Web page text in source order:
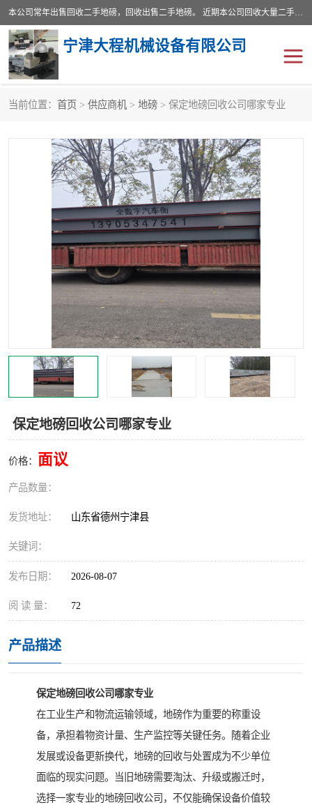
本公司常年出售回收二手地磅，回收出售二手地磅。 近期本公司回收大量二手地磅，型号齐全，宽度从2米到3.5米，长度5米到25米，承重吨位从10到200吨，成色7—9成新。 ? 使用年限6个月至2年，产品来源于个人闲置品，工矿企业停用品，因小换大而来。 精准度和新的一样， 二手地磅是内行人的选择，打个电话就省钱朋友您好等什么
宁津大程机械设备有限公司
当前位置： 首页 > 供应商机 > 地磅 > 保定地磅回收公司哪家专业
保定地磅回收公司哪家专业
价格： 面议
产品数量：
发货地址： 山东省德州宁津县
关键词：
发布日期： 2026-08-07
阅 读 量： 72
产品描述
保定地磅回收公司哪家专业
在工业生产和物流运输领域，地磅作为重要的称重设
备，承担着物资计量、生产监控等关键任务。随着企业
发展或设备更新换代，地磅的回收与处置成为不少单位
面临的现实问题。当旧地磅需要淘汰、升级或搬迁时，
选择一家专业的地磅回收公司，不仅能确保设备价值较
地磅传感器 废纸打包机
烘干机 食品烘干机
装载机电子秤 输送机
半自动输送机 全自动输送机
食品螺旋塔
撕碎机 木材撕碎机
塑料撕碎机 金属撕碎机